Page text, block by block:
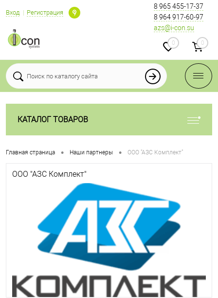
Вход Регистрация
8 965 455-17-37
8 964 917-60-97
azs@i-con.su
0 0
КАТАЛОГ ТОВАРОВ
Главная страница • Наши партнеры • ООО "АЗС Комплект"
ООО "АЗС Комплект"